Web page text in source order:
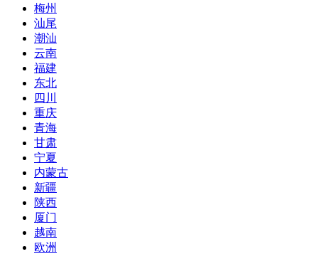
梅州
汕尾
潮汕
云南
福建
东北
四川
重庆
青海
甘肃
宁夏
内蒙古
新疆
陕西
厦门
越南
欧洲